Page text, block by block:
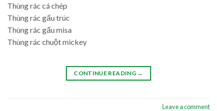
Thùng rác cá chép
Thùng rác gấu trúc
Thùng rác gấu misa
Thùng rác chuột mickey
CONTINUE READING →
Leave a comment